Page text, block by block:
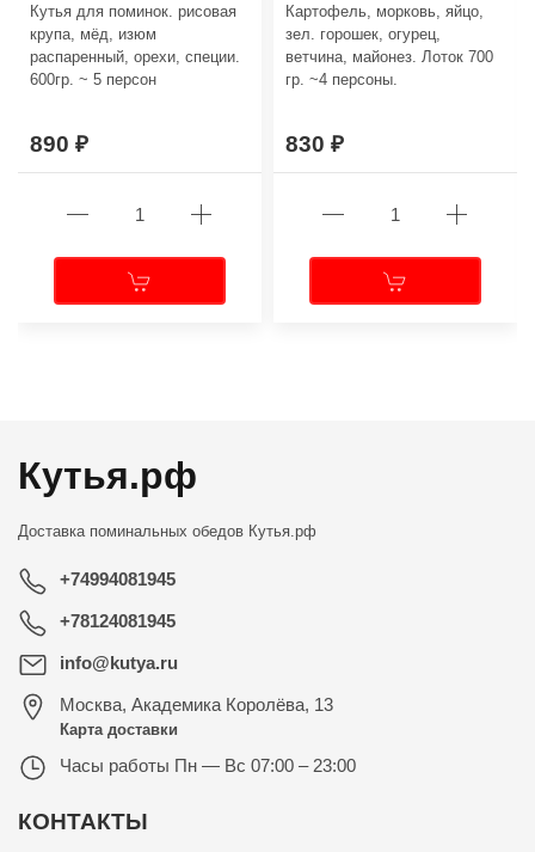
Кутья для поминок. рисовая
крупа, мёд, изюм
распаренный, орехи, специи.
600гр. ~ 5 персон
890
Картофель, морковь, яйцо,
зел. горошек, огурец,
ветчина, майонез. Лоток 700
гр. ~4 персоны.
830
Кутья.рф
Доставка поминальных обедов Кутья.рф
+74994081945
+78124081945
info@kutya.ru
Москва, Академика Королёва, 13
Карта доставки
Часы работы Пн — Вс 07:00 – 23:00
КОНТАКТЫ